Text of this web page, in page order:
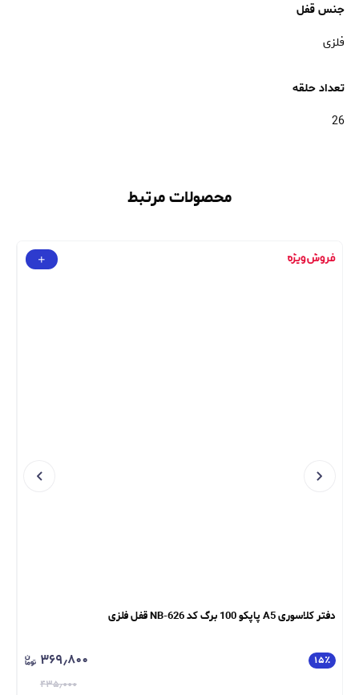
جنس قفل
فلزی
تعداد حلقه
26
محصولات مرتبط
دفتر کلاسوری A5 پاپکو 100 برگ کد NB-626 قفل فلزی
۱۵٪ ۳۶۹٫۸۰۰
۴۳۵٫۰۰۰